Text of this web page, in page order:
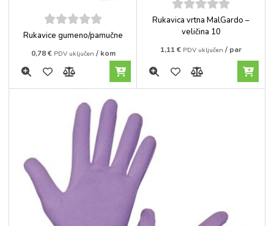
5out of
Rukavice gumeno/pamučne
0,78€ PDV uključen / kom
5out of
Rukavica vrtna MalGardo –
veličina 10
1,11€ PDV uključen / par